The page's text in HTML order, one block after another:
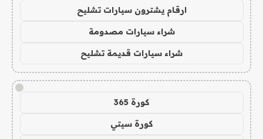
ارقام يشترون سيارات تشليح
شراء سيارات مصدومة
شراء سيارات قديمة تشليح
!
كورة 365
كورة سيتي